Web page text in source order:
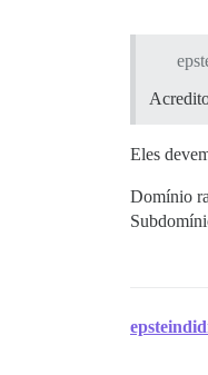
Eles
Domínio